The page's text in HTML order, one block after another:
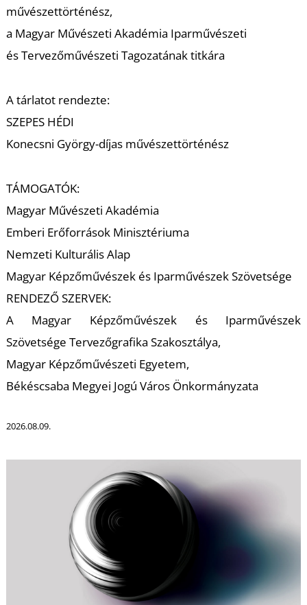
művészettörténész,
a Magyar Művészeti Akadémia Iparművészeti
és Tervezőművészeti Tagozatának titkára
A tárlatot rendezte:
SZEPES HÉDI
Konecsni György-díjas művészettörténész
TÁMOGATÓK:
Magyar Művészeti Akadémia
Emberi Erőforrások Minisztériuma
Nemzeti Kulturális Alap
Magyar Képzőművészek és Iparművészek Szövetsége
RENDEZŐ SZERVEK:
A Magyar Képzőművészek és Iparművészek
Szövetsége Tervezőgrafika Szakosztálya,
Magyar Képzőművészeti Egyetem,
Békéscsaba Megyei Jogú Város Önkormányzata
2026.08.09.